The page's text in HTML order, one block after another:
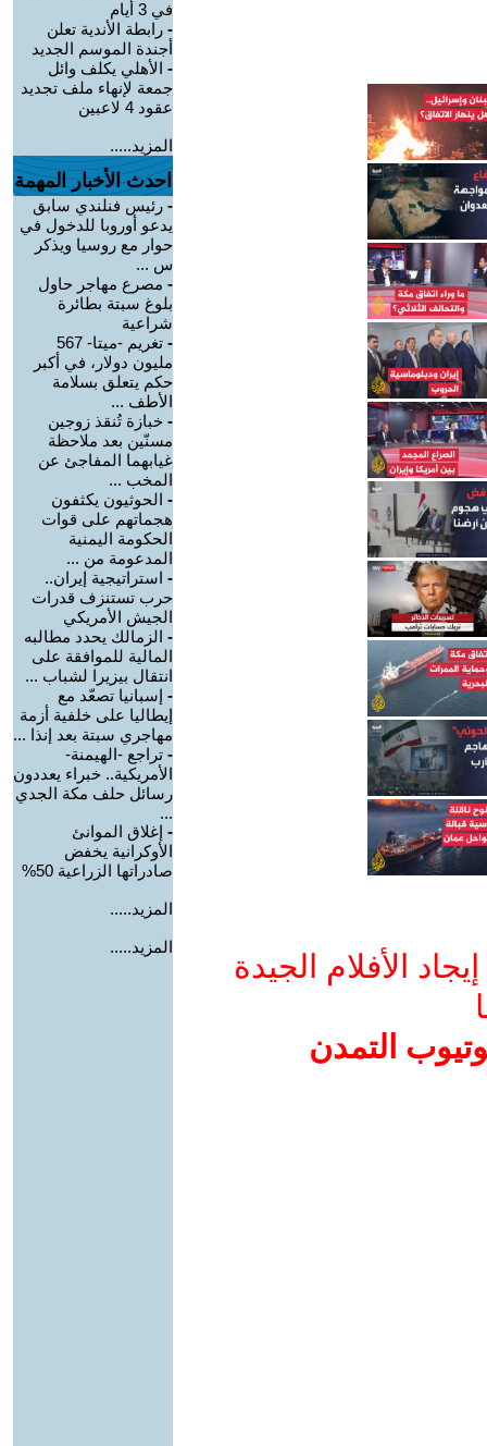
الأفلام الجيدة
التمدن
في 3 أيام
- رابطة الأندية تعلن
أجندة الموسم الجديد
- الأهلي يكلف وائل
جمعة لإنهاء ملف تجديد
عقود 4 لاعبين
المزيد.....
احدث الأخبار المهمة
- رئيس فنلندي سابق
يدعو أوروبا للدخول في
حوار مع روسيا ويذكر
س ...
- مصرع مهاجر حاول
بلوغ سبتة بطائرة
شراعية
-
تغريم -ميتا- 567
مليون دولار، في أكبر
حكم يتعلق بسلامة
الأطف ...
- خبازة تُنقذ زوجين
مسنّين بعد ملاحظة
غيابهما المفاجئ عن
المخب ...
- الحوثيون يكثفون
هجماتهم على قوات
الحكومة اليمنية
المدعومة من ...
- استراتيجية إيران..
حرب تستنزف قدرات
الجيش الأمريكي
- الزمالك يحدد مطالبه
المالية للموافقة على
انتقال بيزيرا لشباب ...
- إسبانيا تصعّد مع
إيطاليا على خلفية أزمة
مهاجري سبتة بعد إنذا ...
- تراجع -الهيمنة-
الأمريكية.. خبراء يعددون
رسائل حلف مكة الجدي
...
- إغلاق الموانئ
الأوكرانية يخفض
صادراتها الزراعية 50%
المزيد.....
المزيد.....